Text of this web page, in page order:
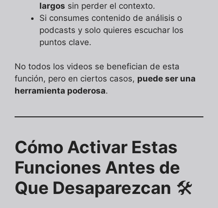
largos sin perder el contexto.
Si consumes contenido de análisis o
podcasts y solo quieres escuchar los
puntos clave.
No todos los videos se benefician de esta
función, pero en ciertos casos, puede ser una
herramienta poderosa.
Cómo Activar Estas
Funciones Antes de
Que Desaparezcan 🛠